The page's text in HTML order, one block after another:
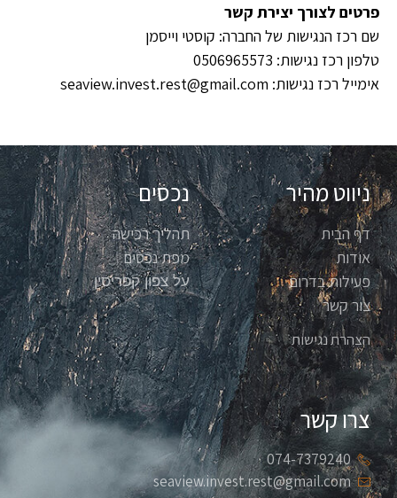
פרטים לצורך יצירת קשר
שם רכז הנגישות של החברה: קוסטי וייסמן
טלפון רכז נגישות: 0506965573
אימייל רכז נגישות: seaview.invest.rest@gmail.com
ניווט מהיר
דף הבית
אודות
פעילות בדרום
צור קשר
הצהרת נגישות
נכסים
תהליך רכישה
מפת נכסים
על צפון קפריסין
צרו קשר
074-7379240
seaview.invest.rest@gmail.com